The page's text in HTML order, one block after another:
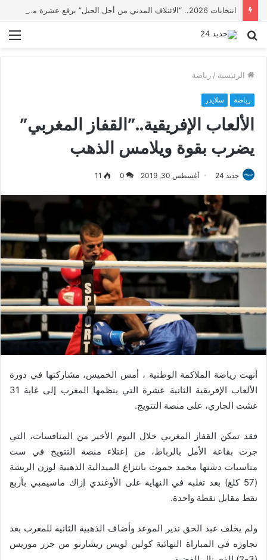
انتخابات 2026.. “الائتلاف المدني من أجل الجبل” يرفع عشرة مطالب أمام الأحزاب لإنصاف المناطق الجبلية
بحث
الرئيسية / رياضة
رياضة سلايدر
الألعاب الإفريقية..”القفاز المغربي”
يضرب بقوة ويلامس الذهب
جديد 24 أغسطس 30, 2019 0
11
أنهت رياضة الملاكمة الوطنية ، أمس الخميس، مشاركتها في دورة
الألعاب الإفريقية الثانية عشرة التي ينظمها المغرب إلى غاية 31
غشت الجاري، على منصة التتويج.
فقد تمكن القفاز المغربي خلال اليوم الأخير من المنافسات، التي
جرت بقاعة الأمل بالرباط، من إعتلاء منصة التتويج في ست
مناسبات دشنها محمد حموت بانتزاع الميدالية الذهبية لوزن الريشة
(57 كلغ) بعد تغلبه في النهاية على الأوغندي إزاك ماسيمبي بأربع
نقط مقابل نقطة واحدة.
ولم يخلف عبد الحق ندير الموعد وأضاف الذهبية الثانية للمغرب بعد
تجاوزه في المباراة النهائية كولين لويس ريشارنو من جزر موريس